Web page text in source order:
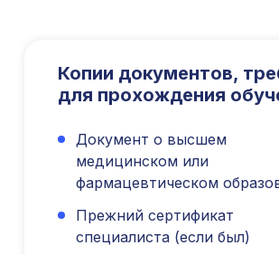
Документ о высшем
медицинском или
фармацевтическом
Прежний сертификат
специалиста (если был)
Копии документов,
для прохождения
Политика конфиденциальности
Проверить лицензию
Юридический адрес: 107031, г.Москва, вн.тер.г.
Муниципальный Округ Мещанский, ул Кузнецкий
Мост, д. 19, стр.2
Оферта об образовательных услугах
Публичная оферта